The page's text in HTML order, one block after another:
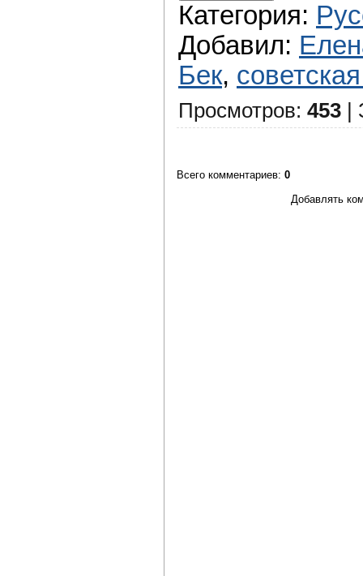
Категория:
Добавил:
Бек,
Просмотров: 453 |
Всего комментариев: 0
Добавлять